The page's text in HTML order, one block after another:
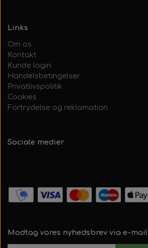
Links
Om os
Kontakt
Kunde login
Handelsbetingelser
Privatlivspolitik
Cookies
Fortrydelse og reklamation
Sociale medier
Modtag vores nyhedsbrev via e-mail